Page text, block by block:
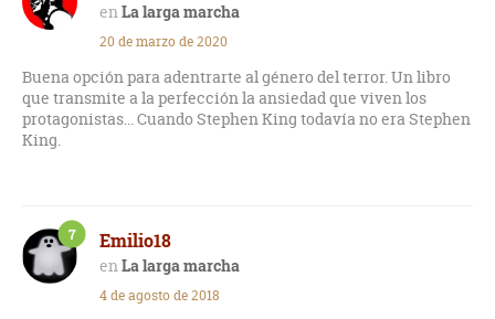
El final... raro, extraño, diferente.
La larga marcha
20 de marzo de 2020
Buena opción para adentrarte al género del terror. Un libro
que transmite a la perfección la ansiedad que viven los
protagonistas... Cuando Stephen King todavía no era Stephen
King.
Emilio18
La larga marcha
7
4 de agosto de 2018